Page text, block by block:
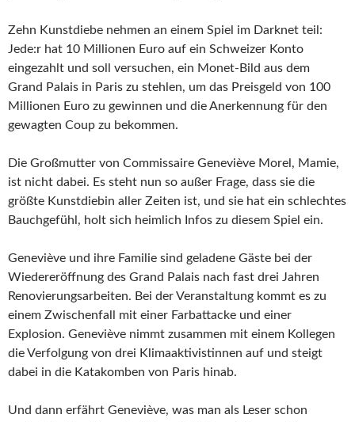
Zehn Kunstdiebe nehmen an einem Spiel im Darknet teil:
Jede:r hat 10 Millionen Euro auf ein Schweizer Konto
eingezahlt und soll versuchen, ein Monet-Bild aus dem
Grand Palais in Paris zu stehlen, um das Preisgeld von 100
Millionen Euro zu gewinnen und die Anerkennung für den
gewagten Coup zu bekommen.
Die Großmutter von Commissaire Geneviève Morel, Mamie,
ist nicht dabei. Es steht nun so außer Frage, dass sie die
größte Kunstdiebin aller Zeiten ist, und sie hat ein schlechtes
Bauchgefühl, holt sich heimlich Infos zu diesem Spiel ein.
Geneviève und ihre Familie sind geladene Gäste bei der
Wiedereröffnung des Grand Palais nach fast drei Jahren
Renovierungsarbeiten. Bei der Veranstaltung kommt es zu
einem Zwischenfall mit einer Farbattacke und einer
Explosion. Geneviève nimmt zusammen mit einem Kollegen
die Verfolgung von drei Klimaaktivistinnen auf und steigt
dabei in die Katakomben von Paris hinab.
Und dann erfährt Geneviève, was man als Leser schon